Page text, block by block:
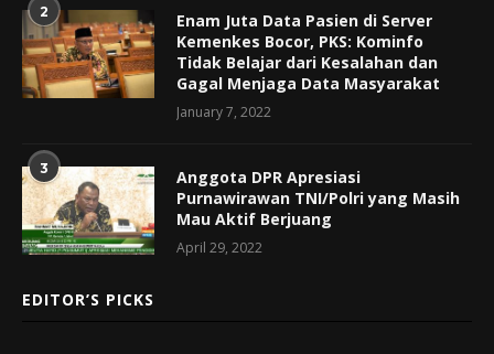
2
Enam Juta Data Pasien di Server
Kemenkes Bocor, PKS: Kominfo
Tidak Belajar dari Kesalahan dan
Gagal Menjaga Data Masyarakat
January 7, 2022
3
Anggota DPR Apresiasi
Purnawirawan TNI/Polri yang Masih
Mau Aktif Berjuang
April 29, 2022
EDITOR’S PICKS